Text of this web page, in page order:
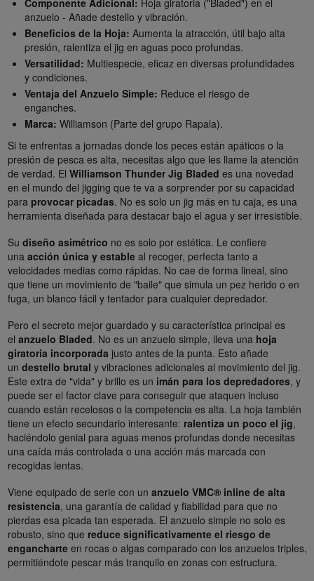
anzuelo - Añade destello y vibración.
Beneficios de la Hoja: Aumenta la atracción, útil bajo alta
presión, ralentiza el jig en aguas poco profundas.
Versatilidad: Multiespecie, eficaz en diversas profundidades
y condiciones.
Ventaja del Anzuelo Simple: Reduce el riesgo de
enganches.
Marca: Williamson (Parte del grupo Rapala).
Si te enfrentas a jornadas donde los peces están apáticos o la
presión de pesca es alta, necesitas algo que les llame la atención
de verdad. El Williamson Thunder Jig Bladed es una novedad
en el mundo del jigging que te va a sorprender por su capacidad
para provocar picadas. No es solo un jig más en tu caja, es una
herramienta diseñada para destacar bajo el agua y ser irresistible.
Su diseño asimétrico no es solo por estética. Le confiere
una acción única y estable al recoger, perfecta tanto a
velocidades medias como rápidas. No cae de forma lineal, sino
que tiene un movimiento de "baile" que simula un pez herido o en
fuga, un blanco fácil y tentador para cualquier depredador.
Pero el secreto mejor guardado y su característica principal es
el anzuelo Bladed. No es un anzuelo simple, lleva una hoja
giratoria incorporada justo antes de la punta. Esto añade
un destello brutal y vibraciones adicionales al movimiento del jig.
Este extra de "vida" y brillo es un imán para los depredadores, y
puede ser el factor clave para conseguir que ataquen incluso
cuando están recelosos o la competencia es alta. La hoja también
tiene un efecto secundario interesante: ralentiza un poco el jig,
haciéndolo genial para aguas menos profundas donde necesitas
una caída más controlada o una acción más marcada con
recogidas lentas.
Viene equipado de serie con un anzuelo VMC® inline de alta
resistencia, una garantía de calidad y fiabilidad para que no
pierdas esa picada tan esperada. El anzuelo simple no solo es
robusto, sino que reduce significativamente el riesgo de
engancharte en rocas o algas comparado con los anzuelos triples,
permitiéndote pescar más tranquilo en zonas con estructura.